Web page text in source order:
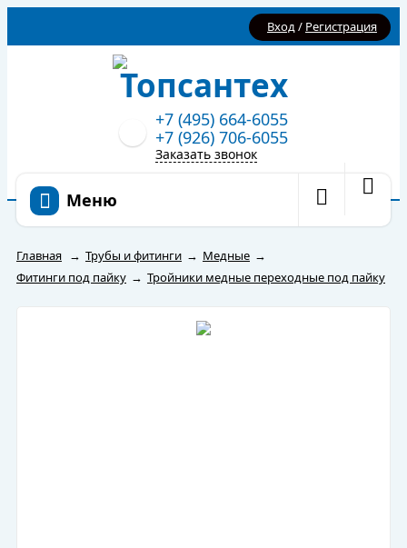
Вход/ Регистрация
+7 (495) 664-6055
+7 (926) 706-6055
Заказать звонок
Меню
Главная → Трубы и фитинги → Медные →
Фитинги под пайку → Тройники медные переходные под пайку